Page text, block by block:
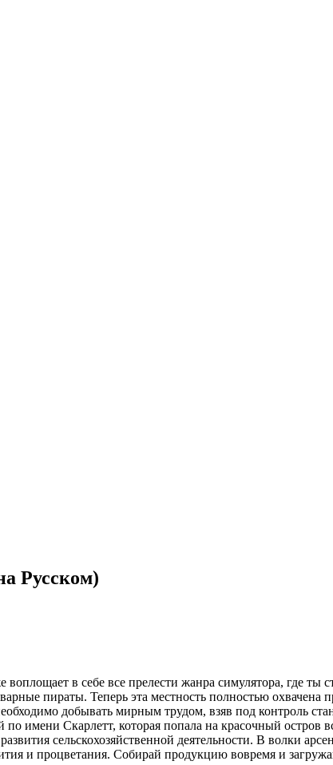
Русском)
в себе все прелести жанра симулятора, где ты
пираты. Теперь эта местность полностью охвачена
добывать мирным трудом, взяв под контроль
имени Скарлетт, которая попала на красочный остров
сельскохозяйственной деятельности. В волки
и процветания. Собирай продукцию вовремя и